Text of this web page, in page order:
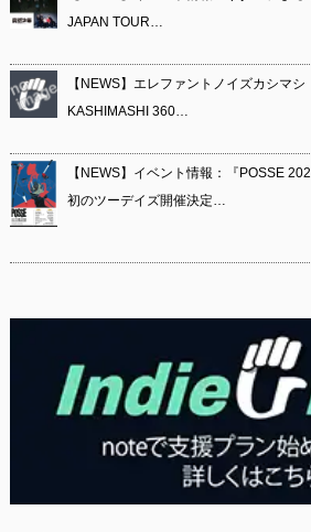
JAPAN TOUR…
【NEWS】エレファントノイズカシマ
KASHIMASHI 360…
【NEWS】イベント情報：『POSSE
初のツーデイズ開催決定…